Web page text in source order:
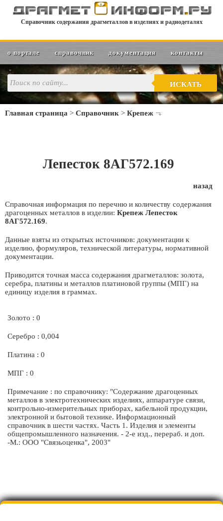
Справочник содержания драгметаллов в изделиях и радиодеталях
о портале справочник документация контакты
ИСКАТЬ
Главная страница > Справочник > Крепеж
Лепесток 8АГ572.169
назад
Справочная информация по перечню и количеству содержания
драгоценных металлов в изделии: Крепеж Лепесток
8АГ572.169.
Данные взяты из открытых источников: документации к
изделию, формуляров, технической литературы, нормативной
документации.
Приводится точная масса содержания драгметаллов: золота,
серебра, платины и металлов платиновой группы (МПГ) на
единицу изделия в граммах.
Золото : 0
Серебро : 0,004
Платина : 0
МПГ : 0
Примечание : по справочнику: "Содержание драгоценных
металлов в электротехнических изделиях, аппаратуре связи,
контрольно-измерительных приборах, кабельной продукции,
электронной и бытовой технике. Информационный
справочник в шести частях. Часть 1. Изделия и элементы
общепромышленного назначения. - 2-е изд., перераб. и доп.
-М.: ООО "Связьоценка", 2003"